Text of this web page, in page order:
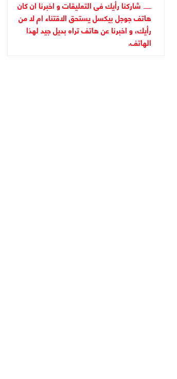
شاركنا رأيك فى التعليقات و اخبرنا ان كان
هاتف جوجل بيكسل يستحق الاقتناء ام لا من
رأيك، و اخبرنا عن هاتف تراه بديل جيد لهذا
الهاتف.